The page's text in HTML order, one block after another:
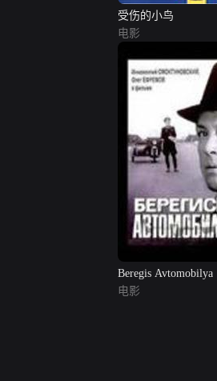
受伤的小鸟
电影
Beregis Avtomobilya
电影